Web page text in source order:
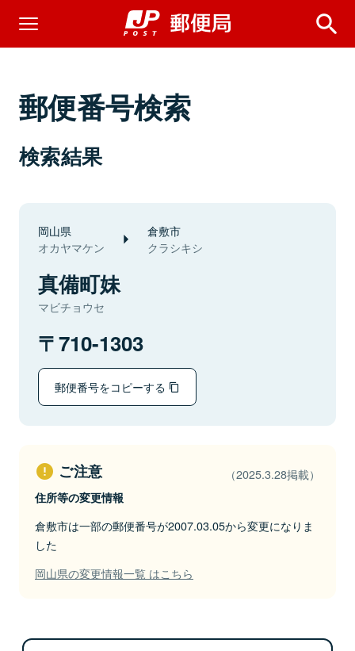
郵便番号検索
検索結果
岡山県
オカヤマケン
倉敷市
クラシキシ
真備町妹
マビチョウセ
710-1303
郵便番号をコピーする
ご注意 （2025.3.28掲載）
住所等の変更情報
倉敷市は一部の郵便番号が2007.03.05から変更になりま
した
岡山県の変更情報一覧 はこちら